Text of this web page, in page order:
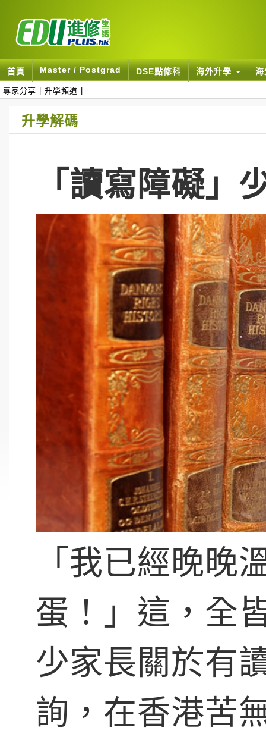
首頁 Master / Postgrad DSE點修科 海外升學
專家分享 升學頻道
升學解碼
「讀寫障礙
「我已經晚晚
蛋！」這，全
少家長關於有
詢，在香港苦